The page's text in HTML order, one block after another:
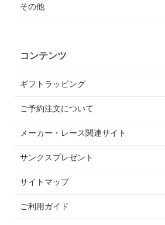
その他
コンテンツ
ギフトラッピング
ご予約注文について
メーカー・レース関連サイト
サンクスプレゼント
サイトマップ
ご利用ガイド